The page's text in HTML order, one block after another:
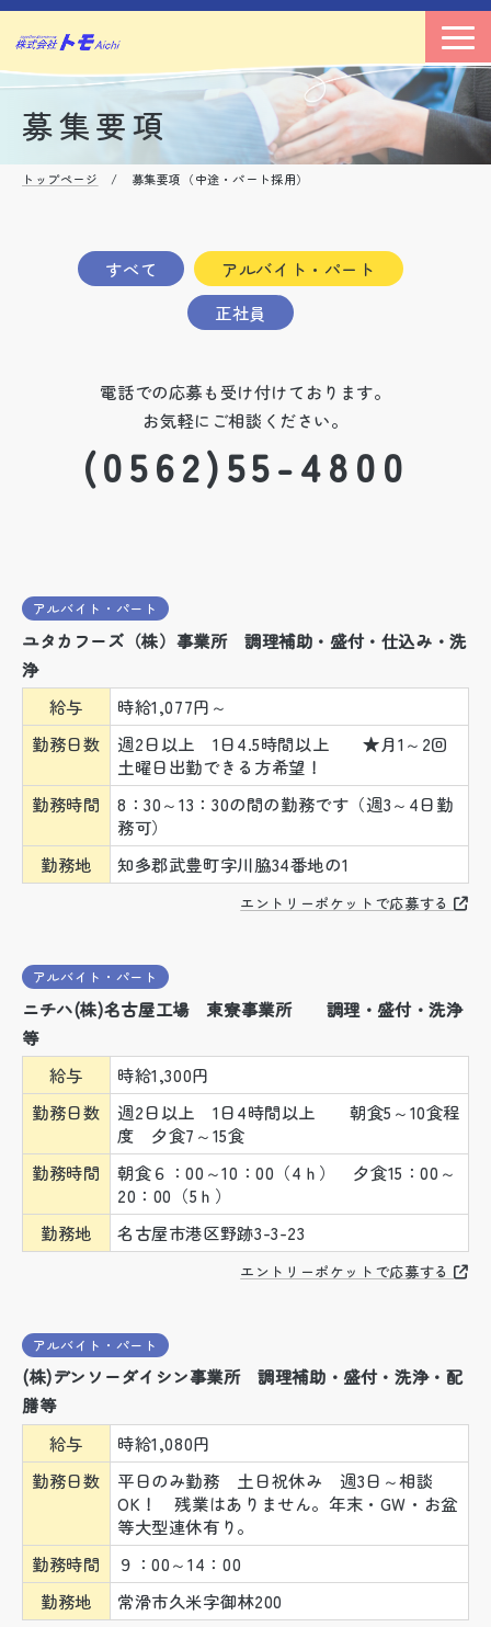
募集要項
トップページ / 募集要項（中途・パート採用）
すべて
アルバイト・パート
正社員
電話での応募も受け付けております。
お気軽にご相談ください。
(0562)55-4800
アルバイト・パート
ユタカフーズ（株）事業所 調理補助・盛付・仕込み・洗
浄
給与
時給1,077円～
勤務日数
週2日以上 1日4.5時間以上 ★月1～2回
土曜日出勤できる方希望！
勤務時間
8：30～13：30の間の勤務です（週3～4日勤
務可）
勤務地
知多郡武豊町字川脇34番地の1
エントリーポケットで応募する
アルバイト・パート
ニチハ(株)名古屋工場 東寮事業所 調理・盛付・洗浄
等
給与
時給1,300円
勤務日数
週2日以上 1日4時間以上 朝食5～10食程
度 夕食7～15食
勤務時間
朝食６：00～10：00（4ｈ） 夕食15：00～
20：00（5ｈ）
勤務地
名古屋市港区野跡3-3-23
エントリーポケットで応募する
アルバイト・パート
(株)デンソーダイシン事業所 調理補助・盛付・洗浄・配
膳等
給与
時給1,080円
勤務日数
平日のみ勤務 土日祝休み 週3日～相談
OK！ 残業はありません。年末・GW・お盆
等大型連休有り。
勤務時間
９：00～14：00
勤務地
常滑市久米字御林200